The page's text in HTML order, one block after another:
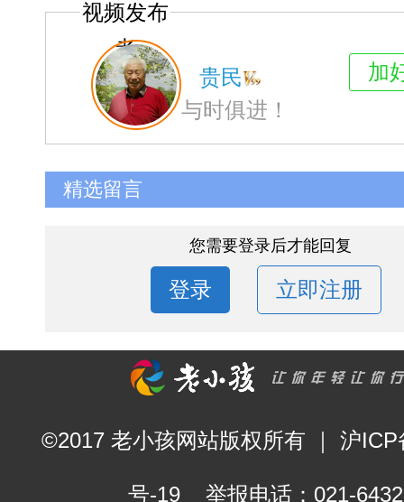
视频发布
者
贵民
与时俱进！
加
精选留言
您需要登录后才能回复
登录 立即注册
©2017 老小孩网站版权所有 ｜ 沪ICP
号-19 举报电话：021-